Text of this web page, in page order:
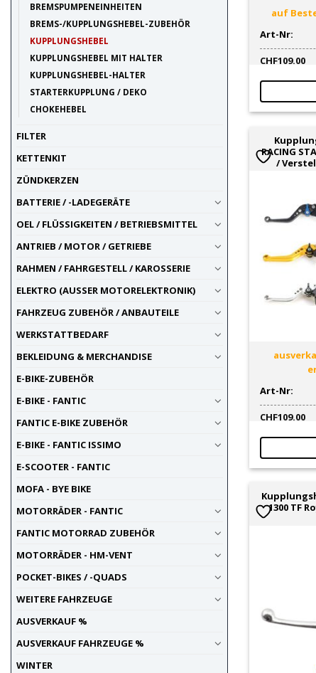
BREMSPUMPENEINHEITEN
BREMS-/KUPPLUNGSHEBEL-ZUBEHÖR
KUPPLUNGSHEBEL
KUPPLUNGSHEBEL MIT HALTER
KUPPLUNGSHEBEL-HALTER
STARTERKUPPLUNG / DEKO
CHOKEHEBEL
FILTER
KETTENKIT
ZÜNDKERZEN
BATTERIE / -LADEGERÄTE
OEL / FLÜSSIGKEITEN / BETRIEBSMITTEL
ANTRIEB / MOTOR / GETRIEBE
RAHMEN / FAHRGESTELL / KAROSSERIE
ELEKTRO (AUSSER MOTORELEKTRONIK)
FAHRZEUG ZUBEHÖR / ANBAUTEILE
WERKSTATTBEDARF
BEKLEIDUNG & MERCHANDISE
E-BIKE-ZUBEHÖR
E-BIKE - FANTIC
FANTIC E-BIKE ZUBEHÖR
E-BIKE - FANTIC ISSIMO
E-SCOOTER - FANTIC
MOFA - BYE BIKE
MOTORRÄDER - FANTIC
FANTIC MOTORRAD ZUBEHÖR
MOTORRÄDER - HM-VENT
POCKET-BIKES / -QUADS
WEITERE FAHRZEUGE
AUSVERKAUF %
AUSVERKAUF FAHRZEUGE %
WINTER
auf
Art-Nr:
CHF109.00
RACING
/
Art-Nr:
CHF109.00
1300 TF